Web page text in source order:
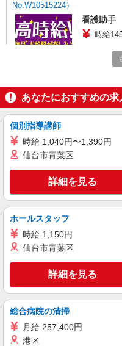
No.W10515224）
看護助手
時給
東京
介護付き
時給：
東京都
キープ
紹介予定派遣
株式会社トラストグロース
介護付き
時給：
円〜2300
東京都
キープ
あなたにおすすめの求
個別指導講師
時給 1,040円〜1,390円
仙台市青葉区
詳細を見る
ホールスタッフ
時給 1,150円
仙台市青葉区
詳細を見る
総合病院の清掃
月給 257,400円
港区